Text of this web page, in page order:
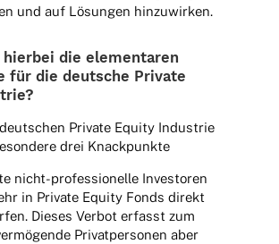
und auf Lösun­gen hinzuwirken.
hier­bei die elemen­ta­ren
für die deut­sche Private
Private Equity Indus­trie
drei Knackpunkte
nicht-profes­sio­nelle Inves­to­ren
in Private Equity Fonds direkt
Dieses Verbot erfasst zum
Privat­per­so­nen aber